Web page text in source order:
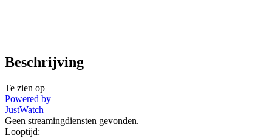
Beschrijving
Te zien op
Powered by
JustWatch
Geen streamingdiensten gevonden.
Looptijd: